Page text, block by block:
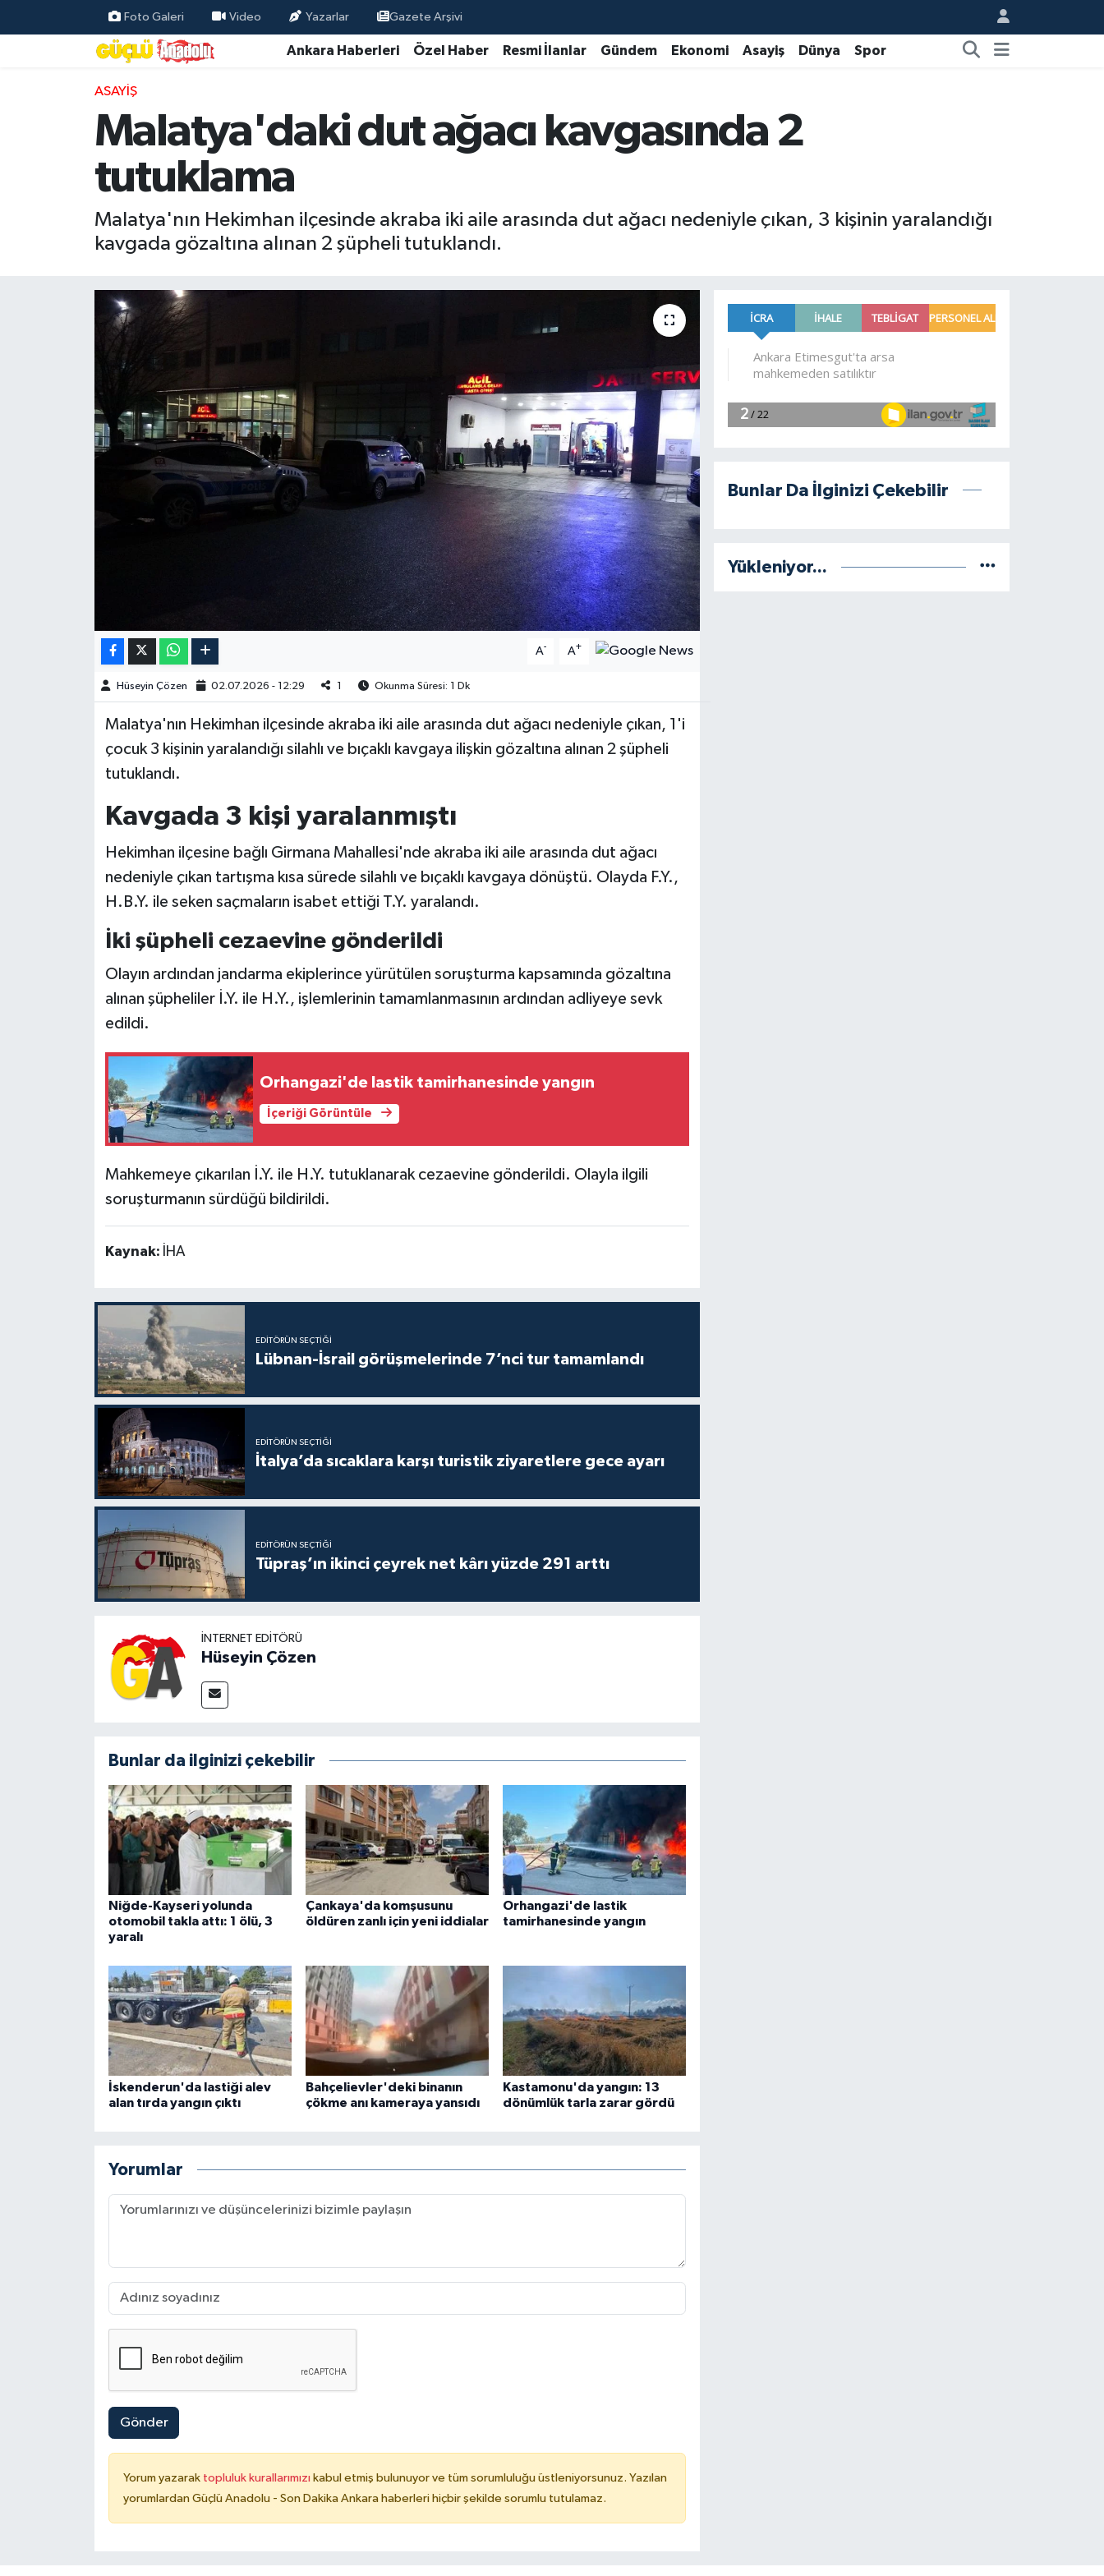
Foto Galeri Video Yazarlar Gazete Arşivi
Ankara Haberleri Özel Haber Resmi İlanlar Gündem Ekonomi Asayiş Dünya Spor
ASAYIŞ
Malatya'daki dut ağacı kavgasında 2
tutuklama
Malatya'nın Hekimhan ilçesinde akraba iki aile arasında dut ağacı nedeniyle çıkan, 3 kişinin yaralandığı
kavgada gözaltına alınan 2 şüpheli tutuklandı.
A- A+
Hüseyin Çözen 02.07.2026 - 12:29 Okunma Süresi: 1 Dk
Malatya'nın Hekimhan ilçesinde akraba iki aile arasında dut ağacı nedeniyle çıkan, 1'i
çocuk 3 kişinin yaralandığı silahlı ve bıçaklı kavgaya ilişkin gözaltına alınan 2 şüpheli
tutuklandı.
Kavgada 3 kişi yaralanmıştı
Hekimhan ilçesine bağlı Girmana Mahallesi'nde akraba iki aile arasında dut ağacı
nedeniyle çıkan tartışma kısa sürede silahlı ve bıçaklı kavgaya dönüştü. Olayda F.Y.,
H.B.Y. ile seken saçmaların isabet ettiği T.Y. yaralandı.
İki şüpheli cezaevine gönderildi
Olayın ardından jandarma ekiplerince yürütülen soruşturma kapsamında gözaltına
alınan şüpheliler İ.Y. ile H.Y., işlemlerinin tamamlanmasının ardından adliyeye sevk
edildi.
Orhangazi'de lastik tamirhanesinde yangın
İçeriği Görüntüle
Mahkemeye çıkarılan İ.Y. ile H.Y. tutuklanarak cezaevine gönderildi. Olayla ilgili
soruşturmanın sürdüğü bildirildi.
Kaynak: İHA
EDITÖRÜN SEÇTIĞI
Lübnan-İsrail görüşmelerinde 7’nci tur tamamlandı
EDITÖRÜN SEÇTIĞI
İtalya’da sıcaklara karşı turistik ziyaretlere gece ayarı
EDITÖRÜN SEÇTIĞI
Tüpraş’ın ikinci çeyrek net kârı yüzde 291 arttı
İNTERNET EDITÖRÜ
Hüseyin Çözen
Bunlar da ilginizi çekebilir
Niğde-Kayseri yolunda
otomobil takla attı: 1 ölü, 3
yaralı
Çankaya'da komşusunu
öldüren zanlı için yeni iddialar
Orhangazi'de lastik
tamirhanesinde yangın
İskenderun'da lastiği alev
alan tırda yangın çıktı
Bahçelievler'deki binanın
çökme anı kameraya yansıdı
Kastamonu'da yangın: 13
dönümlük tarla zarar gördü
Yorumlar
Gönder
Yorum yazarak topluluk kurallarımızı kabul etmiş bulunuyor ve tüm sorumluluğu üstleniyorsunuz. Yazılan
yorumlardan Güçlü Anadolu - Son Dakika Ankara haberleri hiçbir şekilde sorumlu tutulamaz.
Bunlar Da İlginizi Çekebilir
Yükleniyor...
Özel Haber
Resmi İlanlar
Ekonomi
Gündem
Burç Yorumları
Kim kimdir?
Kültür Sanat
Televizyon
Yaşam-Çevre